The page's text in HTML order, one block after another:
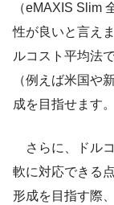
（eMAXIS Slim
性が良いと言え
ルコスト平均法
（例えば米国や
成を目指せます。
さらに、ドル
軟に対応できる
形成を目指す際